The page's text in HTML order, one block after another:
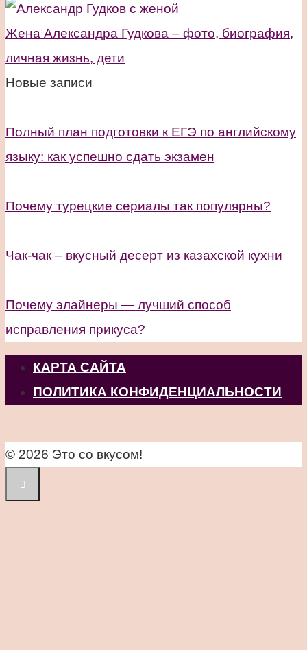
Жена Александра Гудкова – фото, биография,
личная жизнь, дети
Новые записи
Полный план подготовки к ЕГЭ по английскому
языку: как успешно сдать экзамен
Почему турецкие сериалы так популярны?
Чак-чак – вкусный десерт из казахской кухни
Почему элайнеры — лучший способ
исправления прикуса?
КАРТА САЙТА
ПОЛИТИКА КОНФИДЕНЦИАЛЬНОСТИ
© 2026 Это со вкусом!